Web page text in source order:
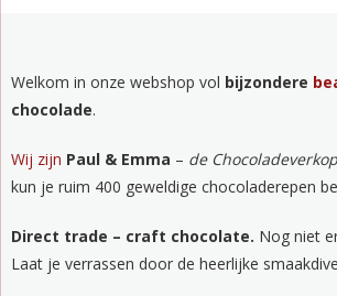
Welkom in onze webshop vol bijzondere
chocolade.
Wij zijn Paul & Emma – de
kun je ruim 400 geweldige chocoladerepen
Direct trade – craft chocolate. Nog niet
Laat je verrassen door de heerlijke